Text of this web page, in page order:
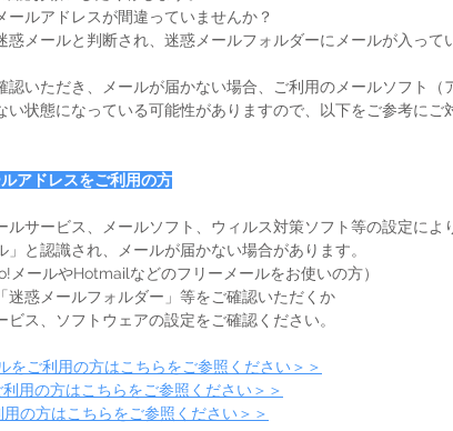
ルアドレスが間違っていませんか？
メールと判断され、迷惑メールフォルダーにメールが入って
認いただき、メールが届かない場合、ご利用のメールソフト（
い状態になっている可能性がありますので、以下をご参考にご
アドレスをご利用の方
ルサービス、メールソフト、ウィルス対策ソフト等の設定によ
」と認識され、メールが届かない場合があります。
メールやHotmailなどのフリーメールをお使いの方）
迷惑メールフォルダー」等をご確認いただくか
ビス、ソフトウェアの設定をご確認ください。
をご利用の方はこちらをご参照ください＞＞
用の方はこちらをご参照ください＞＞
の方はこちらをご参照ください＞＞